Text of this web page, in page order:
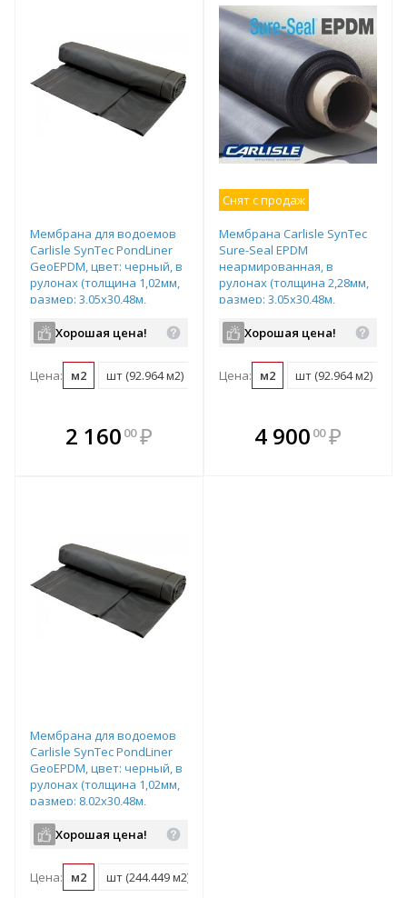
Мембрана для водоемов
Carlisle SynTec PondLiner
GeoEPDM, цвет: черный, в
рулонах (толщина 1,02мм,
размер: 3,05х30,48м,
Хорошая цена!
Цена: м2 шт (92.964 м2)
2 160 00 ₽
В комплекте
всегда выгоднее!
Снят с продаж
Мембрана Carlisle SynTec
Sure-Seal EPDM
неармированная, в
рулонах (толщина 2,28мм,
размер: 3,05х30,48м,
Хорошая цена!
Цена: м2 шт (92.964 м2)
В комплекте
всегда выгоднее!
4 900 00 ₽
Мембрана для водоемов
Carlisle SynTec PondLiner
GeoEPDM, цвет: черный, в
рулонах (толщина 1,02мм,
размер: 8,02х30,48м,
Хорошая цена!
Цена: м2 шт (244.449 м2)